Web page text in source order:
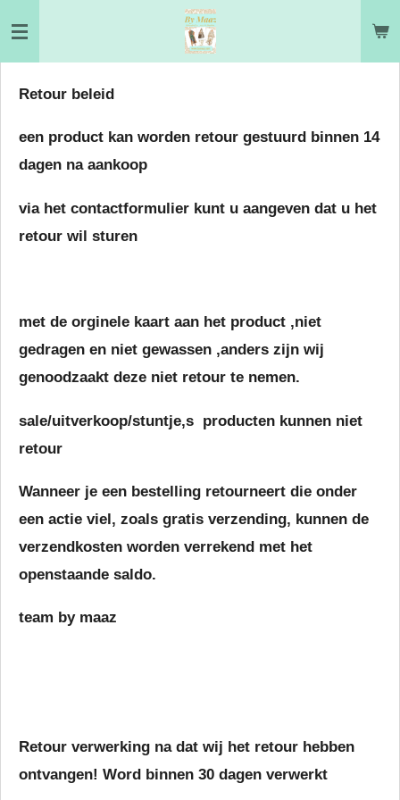
Ga
de
hoofdinhoud
Retour beleid
een product kan worden retour gestuurd binnen 14
dagen na aankoop
via het contactformulier kunt u aangeven dat u het
retour wil sturen
met de orginele kaart aan het product ,niet
gedragen en niet gewassen ,anders zijn wij
genoodzaakt deze niet retour te nemen.
sale/uitverkoop/stuntje,s producten kunnen niet
retour
Wanneer je een bestelling retourneert die onder
een actie viel, zoals gratis verzending, kunnen de
verzendkosten worden verrekend met het
openstaande saldo.
team by maaz
Retour verwerking na dat wij het retour hebben
ontvangen! Word binnen 30 dagen verwerkt